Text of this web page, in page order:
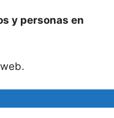
y personas en